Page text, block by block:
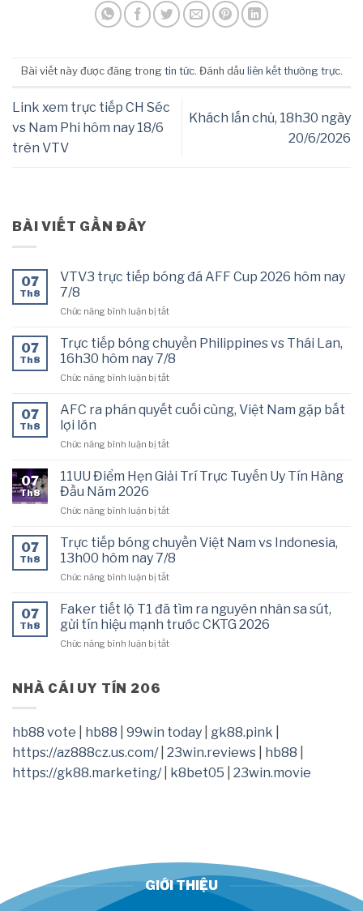
Bài viết này được đăng trong tin tức. Đánh dấu liên kết thường trực.
Link xem trực tiếp CH Séc
vs Nam Phi hôm nay 18/6
trên VTV
Khách lấn chủ, 18h30 ngày
20/6/2026
BÀI VIẾT GẦN ĐÂY
07
Th8
VTV3 trực tiếp bóng đá AFF Cup 2026 hôm nay
7/8
Chức năng bình luận bị tắtở
trực
tiếp
bóng
đá
Cup
nay
07
Th8
Trực tiếp bóng chuyền Philippines vs Thái Lan,
16h30 hôm nay 7/8
Chức năng bình luận bị tắtở
tiếp
bóng
Philippines
Thái
hôm
7/8
07
Th8
AFC ra phán quyết cuối cùng, Việt Nam gặp bất
lợi lớn
Chức năng bình luận bị tắtở
ra
phán
cuối
Việt
Nam
bất
lớn
07
Th8
11UU Điểm Hẹn Giải Trí Trực Tuyến Uy Tín Hàng
Đầu Năm 2026
Chức năng bình luận bị tắtở
Điểm
Hẹn
Giải
Trí
Tuyến
Uy
Tín
Hàng
07
Th8
Trực tiếp bóng chuyền Việt Nam vs Indonesia,
13h00 hôm nay 7/8
Chức năng bình luận bị tắtở
tiếp
bóng
chuyền
Việt
nay
07
Th8
Faker tiết lộ T1 đã tìm ra nguyên nhân sa sút,
gửi tín hiệu mạnh trước CKTG 2026
Chức năng bình luận bị tắtở
tìm
ra
nguyên
nhân
sa
trước
CKTG
2026
NHÀ CÁI UY TÍN 206
hb88 vote hb88 99win today gk88.pink
https://az888cz.us.com/| 23win.reviews hb88
https://gk88.marketing/| k8bet05 23win.movie
GIỚI THIỆU